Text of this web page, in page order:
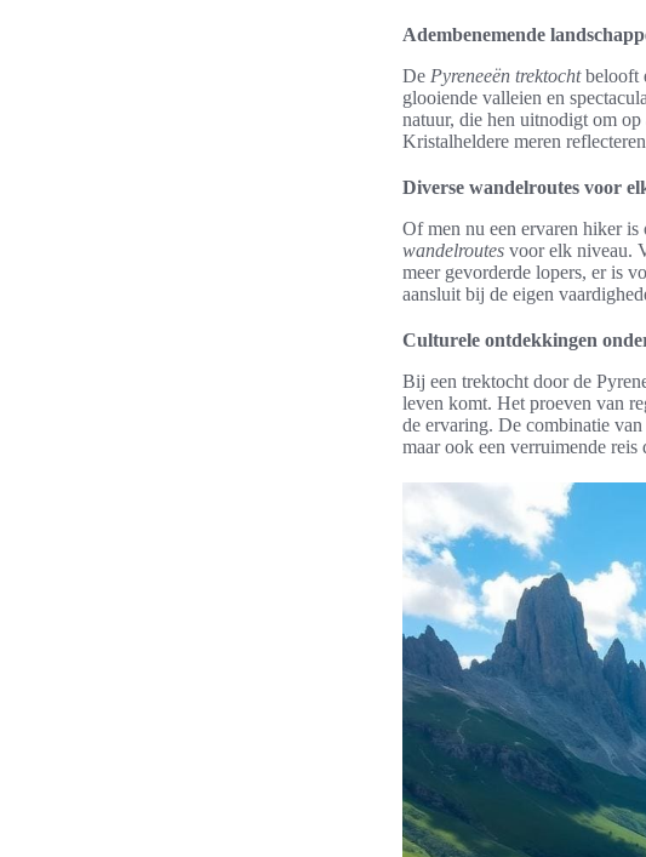
Adembenemende
De Pyreneeën trektochtbelooft
glooiende valleien en
natuur, die hen uitnodigt om op
Kristalheldere meren
Diverse wandelroutes voor
Of men nu een ervaren hiker is
wandelroutes voor elk niveau.
meer gevorderde lopers, er is
aansluit bij de eigen
Culturele ontdekkingen
Bij een trektocht door de
leven komt. Het proeven van
de ervaring. De combinatie
maar ook een verruimende